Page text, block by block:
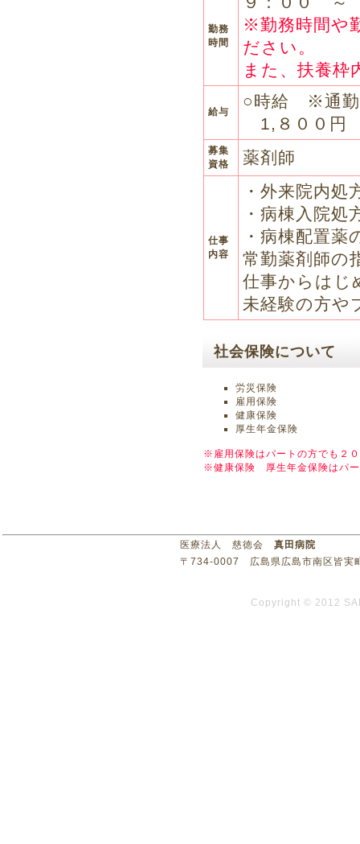
勤務
時間
※勤務時間や
ださい。
また、扶養枠
給与
○時給 ※通勤
1,８００円
募集
資格
薬剤師
仕事
内容
・外来院内処
・病棟入院処
・病棟配置薬
常勤薬剤師の
仕事からはじ
未経験の方や
社会保険について
労災保険
雇用保険
健康保険
厚生年金保険
※雇用保険はパートの方でも２
※健康保険 厚生年金保険はパー
医療法人 慈徳会 真田病院
〒734-0007 広島県広島市南区皆
Copyright © 2012